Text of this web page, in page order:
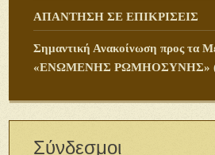
ΑΠΑΝΤΗΣΗ ΣΕ ΕΠΙΚΡΙΣΕΙΣ
Σημαντική Ανακοίνωση προς τα
«ΕΝΩΜΕΝΗΣ ΡΩΜΗΟΣΥΝΗΣ»
Σύνδεσμοι